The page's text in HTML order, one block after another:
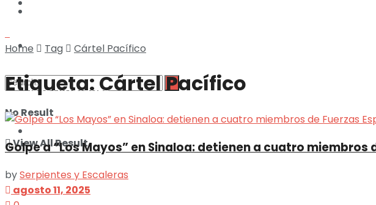
No Result
View All Result
MUNDO
ILUSTRACIONES
Home Tag Cártel Pacífico
Etiqueta:Cártel Pacífico
Golpe a “Los Mayos” en Sinaloa: detienen a cuatro miembros
bySerpientes y Escaleras
agosto 11, 2025